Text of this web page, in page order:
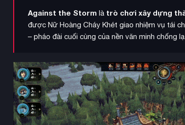
Against the Storm là trò chơi xây dựng
được Nữ Hoàng Cháy Khét giao nhiệm vụ tái
– pháo đài cuối cùng của nền văn minh chống